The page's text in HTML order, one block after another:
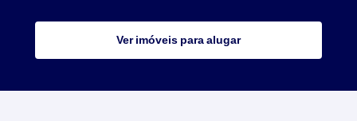
Ver imóveis para alugar